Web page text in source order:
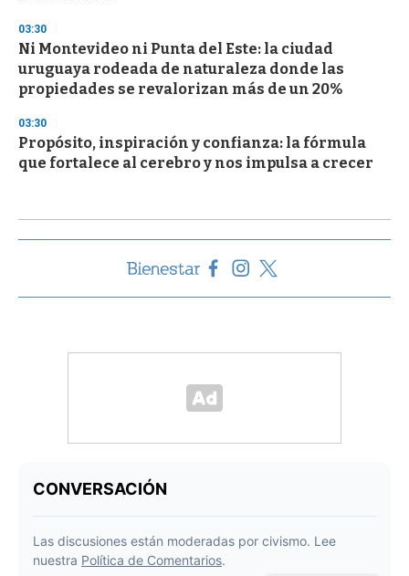
03:30
Ni Montevideo ni Punta del Este: la ciudad
uruguaya rodeada de naturaleza donde las
propiedades se revalorizan más de un 20%
03:30
Propósito, inspiración y confianza: la fórmula
que fortalece al cerebro y nos impulsa a crecer